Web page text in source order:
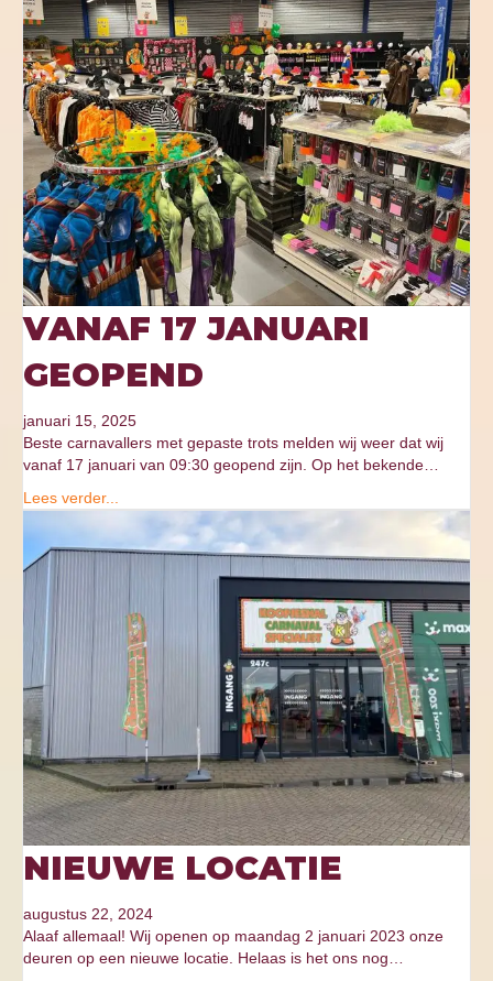
VANAF 17 JANUARI
GEOPEND
januari 15, 2025
Beste carnavallers met gepaste trots melden wij weer dat wij
vanaf 17 januari van 09:30 geopend zijn. Op het bekende…
Lees verder...
NIEUWE LOCATIE
augustus 22, 2024
Alaaf allemaal! Wij openen op maandag 2 januari 2023 onze
deuren op een nieuwe locatie. Helaas is het ons nog…